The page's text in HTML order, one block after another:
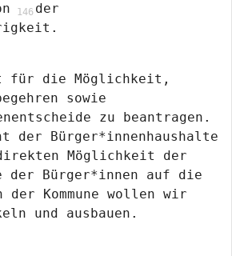
der
für die Möglichkeit,
sowie
zu beantragen.
der Bürger*innenhaushalte
Möglichkeit der
der Bürger*innen auf die
der Kommune wollen wir
und ausbauen.